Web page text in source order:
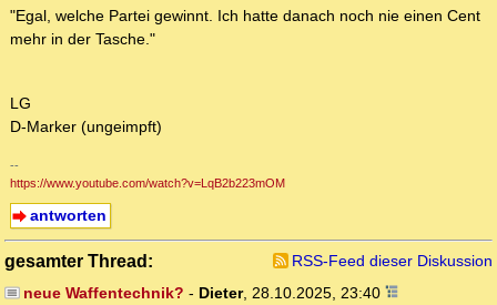
"Egal, welche Partei gewinnt. Ich hatte danach noch nie einen Cent
mehr in der Tasche."
LG
D-Marker (ungeimpft)
--
https://www.youtube.com/watch?v=LqB2b223mOM
antworten
gesamter Thread:
RSS-Feed dieser Diskussion
neue Waffentechnik? - Dieter, 28.10.2025, 23:40